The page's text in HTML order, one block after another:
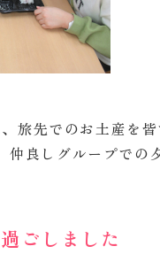
旅先でのお土産を
仲良しグループでの
ごしました